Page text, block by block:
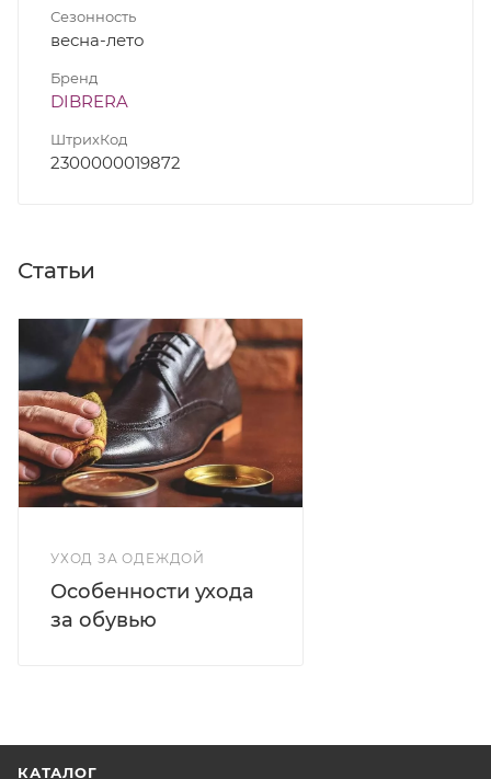
Сезонность
весна-лето
Бренд
DIBRERA
ШтрихКод
2300000019872
Статьи
УХОД ЗА ОДЕЖДОЙ
Особенности ухода
за обувью
КАТАЛОГ